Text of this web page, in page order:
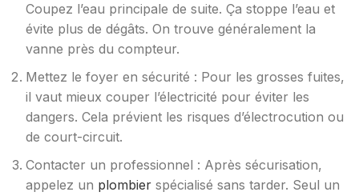
Coupez l’eau principale de suite. Ça stoppe l’eau et
évite plus de dégâts. On trouve généralement la
vanne près du compteur.
Mettez le foyer en sécurité : Pour les grosses fuites,
il vaut mieux couper l’électricité pour éviter les
dangers. Cela prévient les risques d’électrocution ou
de court-circuit.
Contacter un professionnel : Après sécurisation,
appelez un plombier spécialisé sans tarder. Seul un